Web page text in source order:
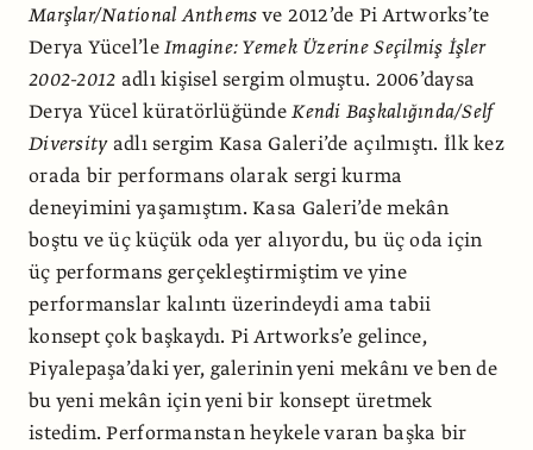
Marşlar/National Anthemsve 2012’de Pi Artworks’te
Derya Yücel’leImagine: Yemek Üzerine Seçilmiş İşler
2002-2012 adlı kişisel sergim olmuştu. 2006’daysa
Derya Yücel küratörlüğündeKendi Başkalığında/Self
Diversityadlı sergim Kasa Galeri’de açılmıştı. İlk kez
orada bir performans olarak sergi kurma
deneyimini yaşamıştım. Kasa Galeri’de mekân
boştu ve üç küçük oda yer alıyordu, bu üç oda için
üç performans gerçekleştirmiştim ve yine
performanslar kalıntı üzerindeydi ama tabii
konsept çok başkaydı. Pi Artworks’e gelince,
Piyalepaşa’daki yer, galerinin yeni mekânı ve ben de
bu yeni mekân için yeni bir konsept üretmek
istedim. Performanstan heykele varan başka bir